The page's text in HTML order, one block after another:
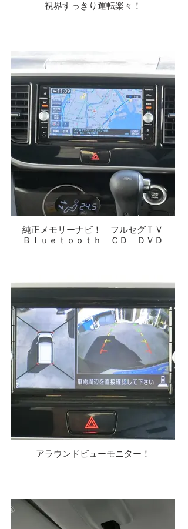
視界すっきり運転楽々！
純正メモリーナビ！ フルセグＴＶ
Ｂｌｕｅｔｏｏｔｈ ＣＤ ＤＶＤ
アラウンドビューモニター！